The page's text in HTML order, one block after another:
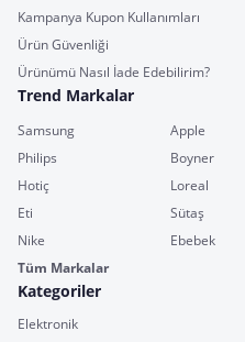
Kampanya Kupon Kullanımları
Ürün Güvenliği
Ürünümü Nasıl İade Edebilirim?
Trend Markalar
Samsung Apple
Philips
Boyner
Hotiç
Loreal
Eti
Sütaş
Nike
Ebebek
Tüm Markalar
Kategoriler
Elektronik